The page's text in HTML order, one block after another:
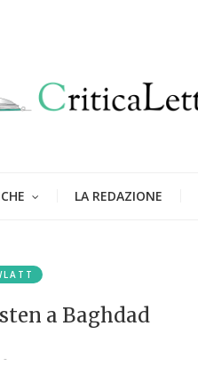
LA REDAZIONE
a Baghdad
-